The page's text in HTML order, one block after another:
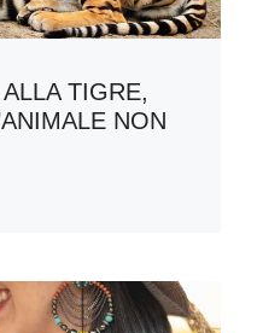
TIGRE,
NON